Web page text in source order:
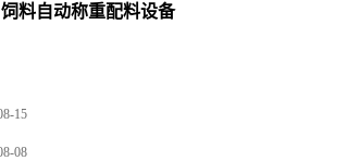
料自动称重配料设备
15
08